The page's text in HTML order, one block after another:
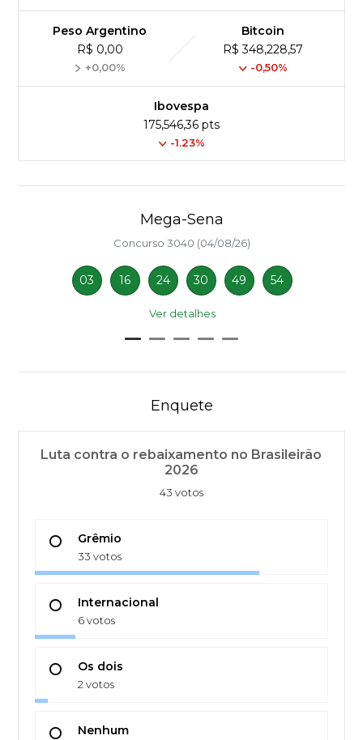
Peso Argentino
R$ 0,00
+0,00%
Bitcoin
R$ 348,228,57
-0,50%
Ibovespa
175,546,36 pts
-1.23%
Mega-Sena
Concurso 3040 (04/08/26)
03 16 24 30 49 54
Ver detalhes
Enquete
Luta contra o rebaixamento no Brasileirão
2026
43 votos
Grêmio
33 votos
Internacional
6 votos
Os dois
2 votos
Nenhum